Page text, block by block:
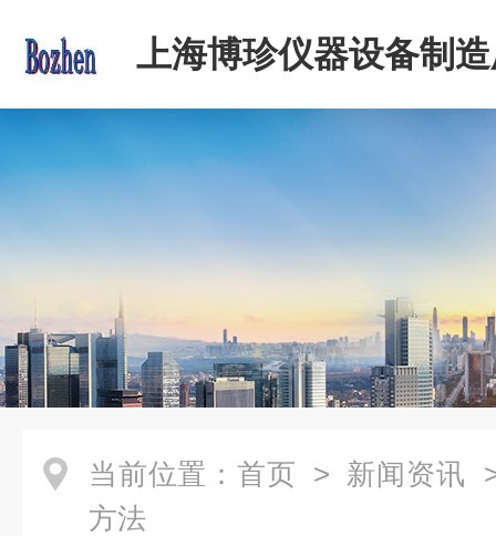
上海博珍仪器设备制
当前位置： 首页 > 新闻资讯
方法